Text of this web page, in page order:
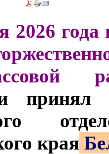
2026 года
принял
края